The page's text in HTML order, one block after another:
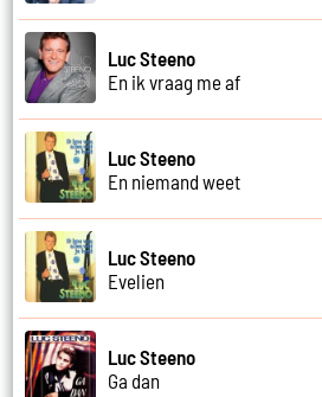
Luc Steeno
En ik vraag me af
Luc Steeno
En niemand weet
Luc Steeno
Evelien
Luc Steeno
Ga dan